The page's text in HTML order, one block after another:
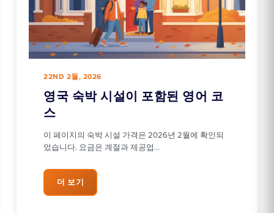
22ND 2월, 2026
영국 숙박 시설이 포함된 영어 코
스
이 페이지의 숙박 시설 가격은 2026년 2월에 확인되
었습니다. 요금은 계절과 제공업…
더 보기